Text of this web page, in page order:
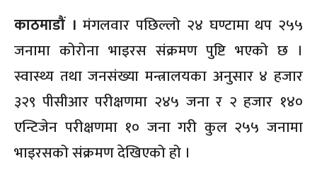
काठमाडौं । मंगलवार पछिल्लो २४ घण्टामा थप २५५
जनामा कोरोना भाइरस संक्रमण पुष्टि भएको छ ।
स्वास्थ्य तथा जनसंख्या मन्त्रालयका अनुसार ४ हजार
३२९ पीसीआर परीक्षणमा २४५ जना र २ हजार १४०
एन्टिजेन परीक्षणमा १० जना गरी कुल २५५ जनामा
भाइरसको संक्रमण देखिएको हो ।